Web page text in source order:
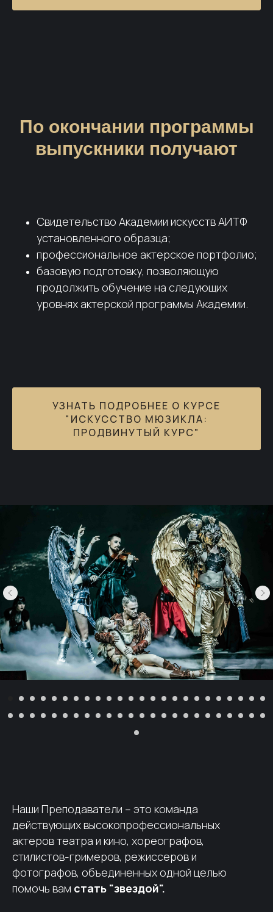
По окончании программы
выпускники получают
Свидетельство Академии искусств АИТФ
установленного образца;
профессиональное актерское портфолио;
базовую подготовку, позволяющую
продолжить обучение на следующих
уровнях актерской программы Академии.
УЗНАТЬ ПОДРОБНЕЕ О КУРСЕ
"ИСКУССТВО МЮЗИКЛА:
ПРОДВИНУТЫЙ КУРС"
Наши Преподаватели – это команда
действующих высокопрофессиональных
актеров театра и кино, хореографов,
стилистов-гримеров, режиссеров и
фотографов, объединенных одной целью
помочь вам стать "звездой".